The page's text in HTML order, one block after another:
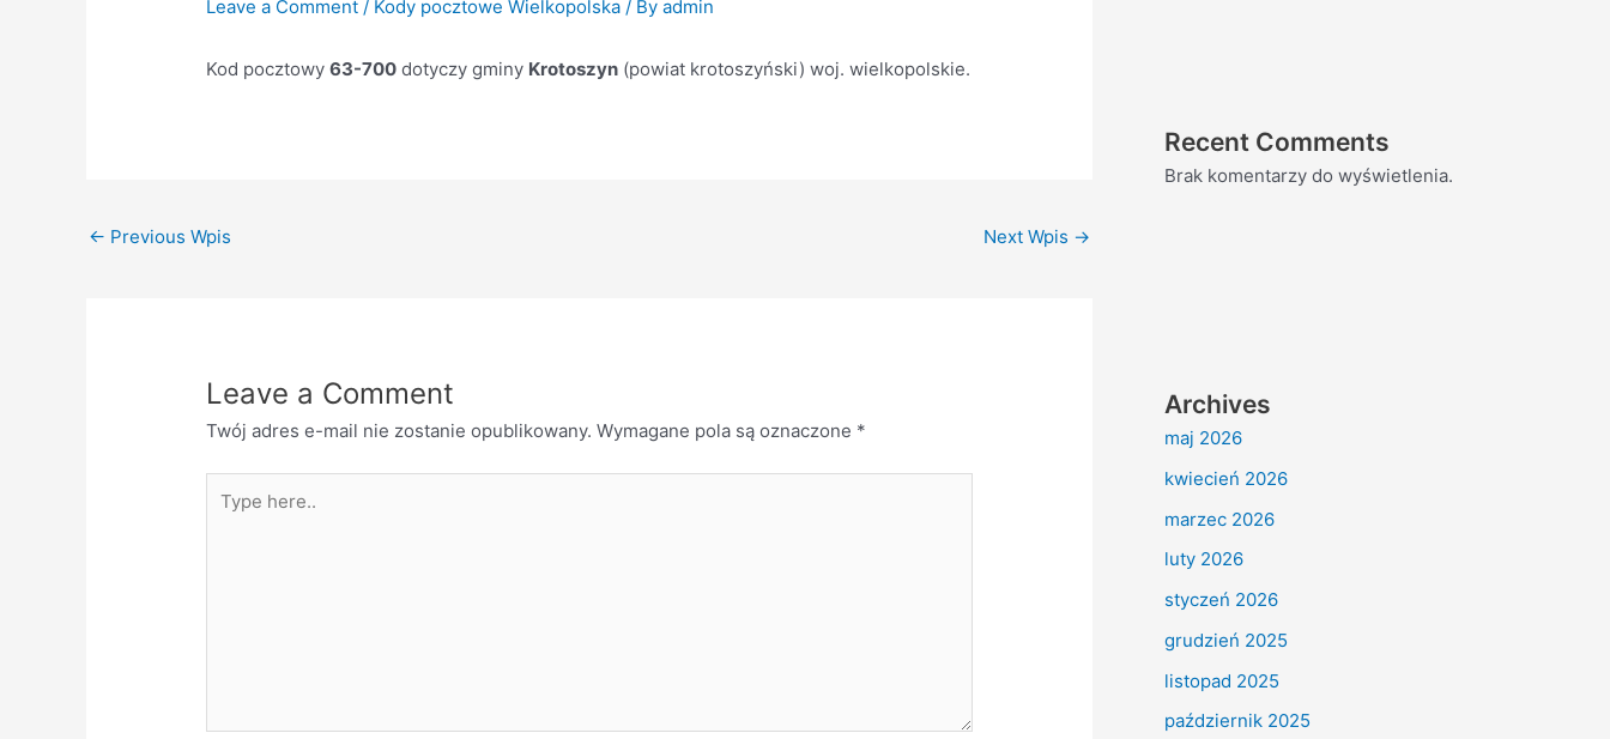
Leave a Comment / Kody pocztowe Wielkopolska / Byadmin
Kod pocztowy63-700 dotyczy gminy Krotoszyn (powiat krotoszyński) woj. wielkopolskie.
← Previous Wpis Next Wpis →
Leave a Comment
Twój adres e-mail nie zostanie opublikowany. Wymagane pola są oznaczone *
here..
Recent Comments
Brak komentarzy do wyświetlenia.
Archives
maj 2026
kwiecień 2026
marzec 2026
luty 2026
styczeń 2026
grudzień 2025
listopad 2025
październik 2025